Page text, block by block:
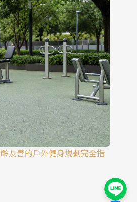
友善的戶外健身規劃完全指